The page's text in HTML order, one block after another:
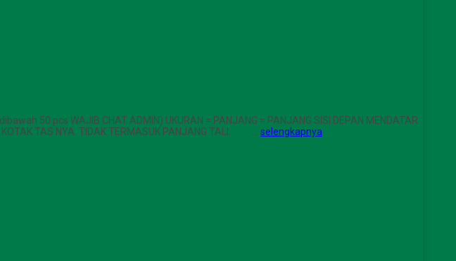
50 pcs WAJIB CHAT ADMIN) UKURAN = PANJANG = PANJANG SISI DEPAN MENDATAR
KOTAK TAS NYA. TIDAK TERMASUK PANJANG TALI. … selengkapnya